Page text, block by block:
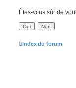
Êtes-vous sûr de
Index du forum